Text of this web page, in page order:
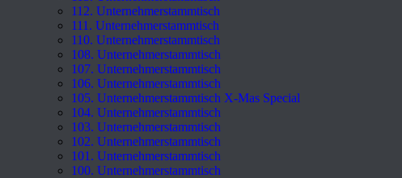
112. Unternehmerstammtisch
111. Unternehmerstammtisch
110. Unternehmerstammtisch
108. Unternehmerstammtisch
107. Unternehmerstammtisch
106. Unternehmerstammtisch
105. Unternehmerstammtisch X-Mas Special
104. Unternehmerstammtisch
103. Unternehmerstammtisch
102. Unternehmerstammtisch
101. Unternehmerstammtisch
100. Unternehmerstammtisch